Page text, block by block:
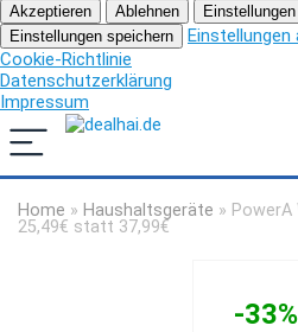
Akzeptieren Ablehnen
Einstellungen speichern
Einstellungen
Cookie-Richtlinie
Datenschutzerklärung
Impressum
Home » Haushaltsgeräte »
25,49€ statt 37,99€
-33%